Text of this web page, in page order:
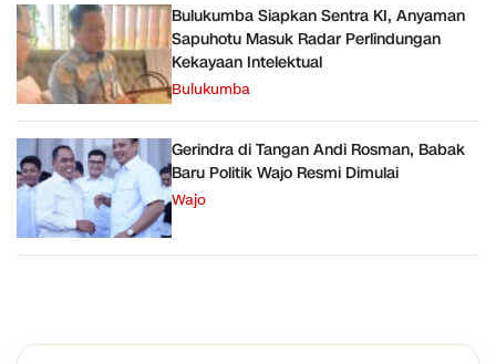
Bulukumba Siapkan Sentra KI, Anyaman
Sapuhotu Masuk Radar Perlindungan
Kekayaan Intelektual
Bulukumba
Gerindra di Tangan Andi Rosman, Babak
Baru Politik Wajo Resmi Dimulai
Wajo